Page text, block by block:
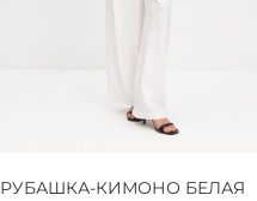
РУБАШКА-КИМОНО БЕЛАЯ